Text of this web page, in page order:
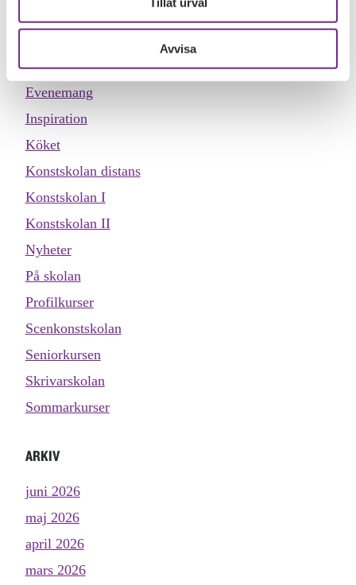
Avvisa
Dokumentärfilmskolan distans
Evenemang
Inspiration
Köket
Konstskolan distans
Konstskolan I
Konstskolan II
Nyheter
På skolan
Profilkurser
Scenkonstskolan
Seniorkursen
Skrivarskolan
Sommarkurser
ARKIV
juni 2026
maj 2026
april 2026
mars 2026